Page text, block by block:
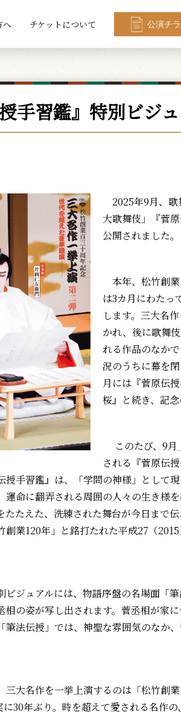
へ チケットについて 公演チ
手習鑑』特別ビジ
2025年9月、歌
大歌舞伎」『菅
公開されました。
本年、松竹創
は3カ月にわたっ
します。三大名
かれ、後に歌舞
れる作品のなか
況のうちに幕を
月には『菅原伝
桜』と続き、記
このたび、9月
される『菅原伝
授手習鑑』は、「学問の神様」として
運命に翻弄される周囲の人々の生き様
たたえた、洗練された舞台が今日まで
創業120年」と銘打たれた平成27（
ジュアルには、物語序盤の名場面「
相の姿が写し出されます。菅丞相が家
筆法伝授」では、神聖な雰囲気のなか
大名作を一挙上演するのは「松竹創
30年ぶり。時を超えて愛される名作